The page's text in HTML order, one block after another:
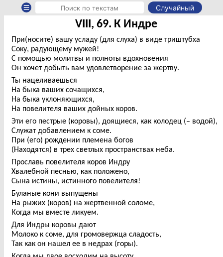
Случайный
VIII, 69. К Индре
При(носите) вашу усладу (для слуха) в виде триштубха
Соку, радующему мужей!
С помощью молитвы и полноты вдохновения
Он хочет добыть вам удовлетворение за жертву.
Ты нацеливаешься
На быка ваших сочащихся,
На быка уклоняющихся,
На повелителя ваших дойных коров.
Эти его пестрые (коровы), доящиеся, как колодец (– водой),
Служат добавлением к соме.
При (его) рождении племена богов
(Находятся) в трех светлых пространствах неба.
Прославь повелителя коров Индру
Хвалебной песнью, как положено,
Сына истины, истинного повелителя!
Буланые кони выпущены
На рыжих (коров) на жертвенной соломе,
Когда мы вместе ликуем.
Для Индры коровы дают
Молоко к соме, для громовержца сладость,
Так как он нашел ее в недрах (горы).